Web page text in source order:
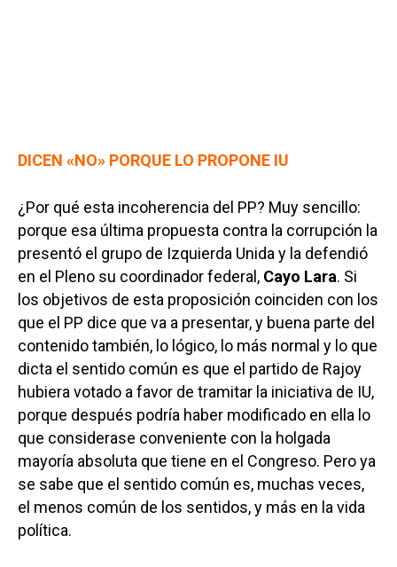
DICEN «NO» PORQUE LO PROPONE IU
¿Por qué esta incoherencia del PP? Muy sencillo:
porque esa última propuesta contra la corrupción la
presentó el grupo de Izquierda Unida y la defendió
en el Pleno su coordinador federal, Cayo Lara. Si
los objetivos de esta proposición coinciden con los
que el PP dice que va a presentar, y buena parte del
contenido también, lo lógico, lo más normal y lo que
dicta el sentido común es que el partido de Rajoy
hubiera votado a favor de tramitar la iniciativa de IU,
porque después podría haber modificado en ella lo
que considerase conveniente con la holgada
mayoría absoluta que tiene en el Congreso. Pero ya
se sabe que el sentido común es, muchas veces,
el menos común de los sentidos, y más en la vida
política.